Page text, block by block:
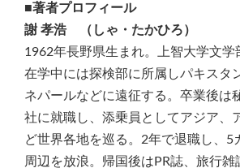
■著者プロフィール
謝 孝浩 （しゃ・たかひろ）
1962年長野県生まれ。上智大学文学
在学中には探検部に所属しパキスタ
ネパールなどに遠征する。卒業後は
社に就職し、添乗員としてアジア、
ど世界各地を巡る。2年で退職し、5
周辺を放浪。帰国後はPR誌、旅行